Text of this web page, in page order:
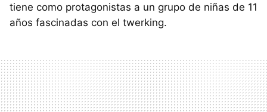
tiene como protagonistas a un grupo de niñas de 11
años fascinadas con el twerking.